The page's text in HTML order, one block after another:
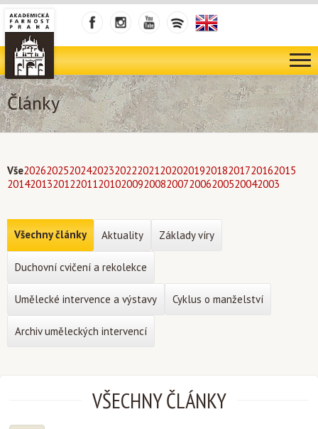
Články
Vše202620252024202320222021202020192018201720162015
201420132012201120102009200820072006200520042003
VŠECHNY ČLÁNKY
Všechny články Aktuality Základy víry
Duchovní cvičení a rekolekce
Umělecké intervence a výstavy Cyklus o manželství
Archiv uměleckých intervencí